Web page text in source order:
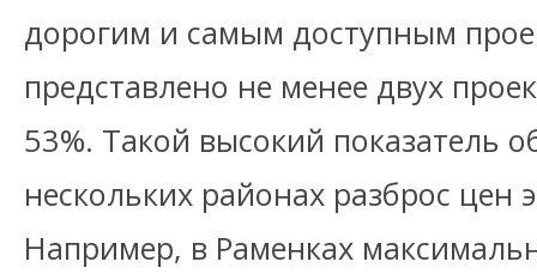
дорогим и самым доступным
представлено не менее двух
53%. Такой высокий показатель
нескольких районах разброс цен
Например, в Раменках